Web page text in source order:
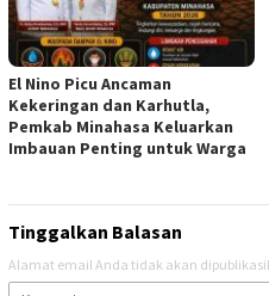
El Nino Picu Ancaman
Kekeringan dan Karhutla,
Pemkab Minahasa Keluarkan
Imbauan Penting untuk Warga
Tinggalkan Balasan
Alamat email Anda tidak akan